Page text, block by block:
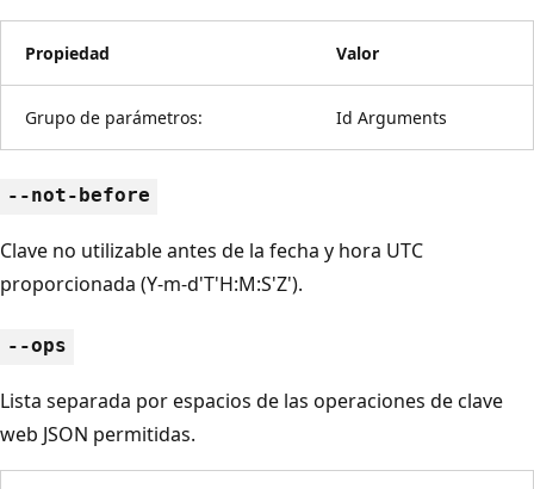
Propiedad Valor
Grupo de parámetros: Id Arguments
--not-before
Clave no utilizable antes de la fecha y hora UTC
proporcionada (Y-m-d'T'H:M:S'Z').
--ops
Lista separada por espacios de las operaciones de clave
web JSON permitidas.